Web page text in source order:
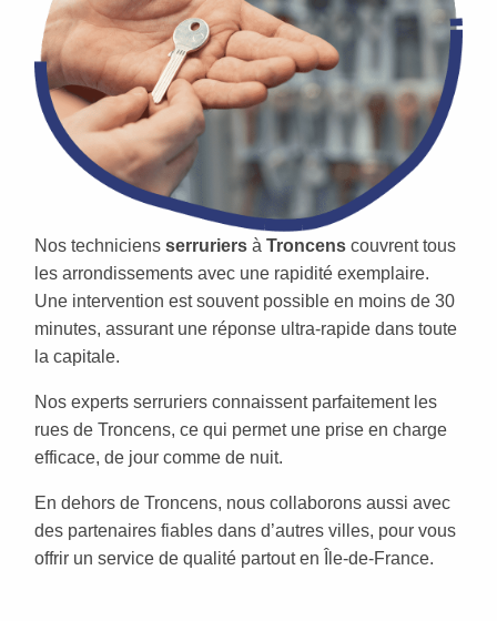
Nos techniciens serruriers à Troncens couvrent tous
les arrondissements avec une rapidité exemplaire.
Une intervention est souvent possible en moins de 30
minutes, assurant une réponse ultra-rapide dans toute
la capitale.
Nos experts serruriers connaissent parfaitement les
rues de Troncens, ce qui permet une prise en charge
efficace, de jour comme de nuit.
En dehors de Troncens, nous collaborons aussi avec
des partenaires fiables dans d’autres villes, pour vous
offrir un service de qualité partout en Île-de-France.